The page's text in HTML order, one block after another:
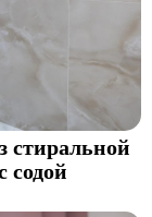
стиральной
содой